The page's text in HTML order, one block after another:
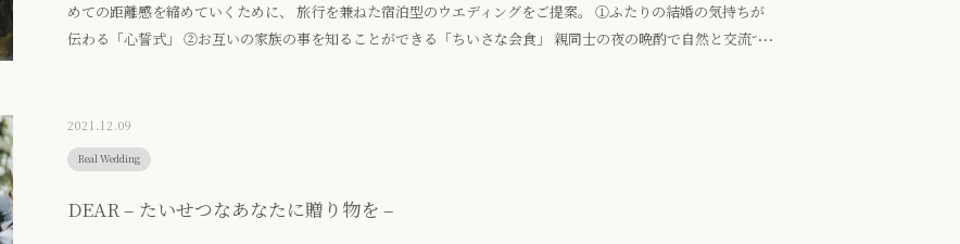
めての距離感を縮めていくために、 旅行を兼ねた宿泊型のウエディングをご提案。 ①ふたりの結婚の気持ちが
伝わる「心誓式」 ②お互いの家族の事を知ることができる「ちいさな会食」 親同士の夜の晩酌で自然と交流で
2021.12.09
Real Wedding
DEAR – たいせつなあなたに贈り物を –